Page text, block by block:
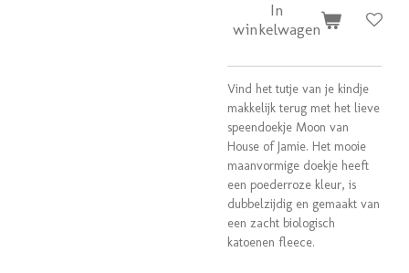
In
winkelwagen
Vind het tutje van je kindje
makkelijk terug met het lieve
speendoekje Moon van
House of Jamie. Het mooie
maanvormige doekje heeft
een poederroze kleur, is
dubbelzijdig en gemaakt van
een zacht biologisch
katoenen fleece.